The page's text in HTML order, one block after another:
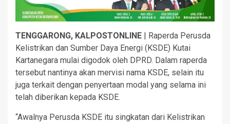
TENGGARONG, KALPOSTONLINE
| Raperda Perusda
Kelistrikan dan Sumber Daya Energi (KSDE) Kutai
Kartanegara mulai digodok oleh DPRD. Dalam raperda
tersebut nantinya akan mervisi nama KSDE, selain itu
juga terkait dengan penyertaan modal yang selama ini
telah diberikan kepada KSDE.
“Awalnya Perusda KSDE itu singkatan dari Kelistrikan